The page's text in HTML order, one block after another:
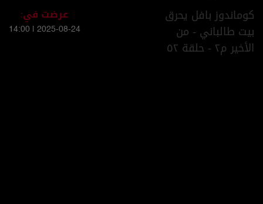
كوماندوز بافل يحرق
بيت طالباني - من
الأخير م٢ - حلقة ٥٢
عرضت في:
2025-08-24 | 14:00